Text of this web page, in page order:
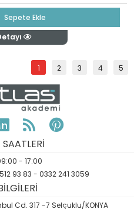
Sepete Ekle
1 2 3 4 5
- 17:00
93 83 - 0332 241 3059
Cd. 317 -7 Selçuklu/KONYA